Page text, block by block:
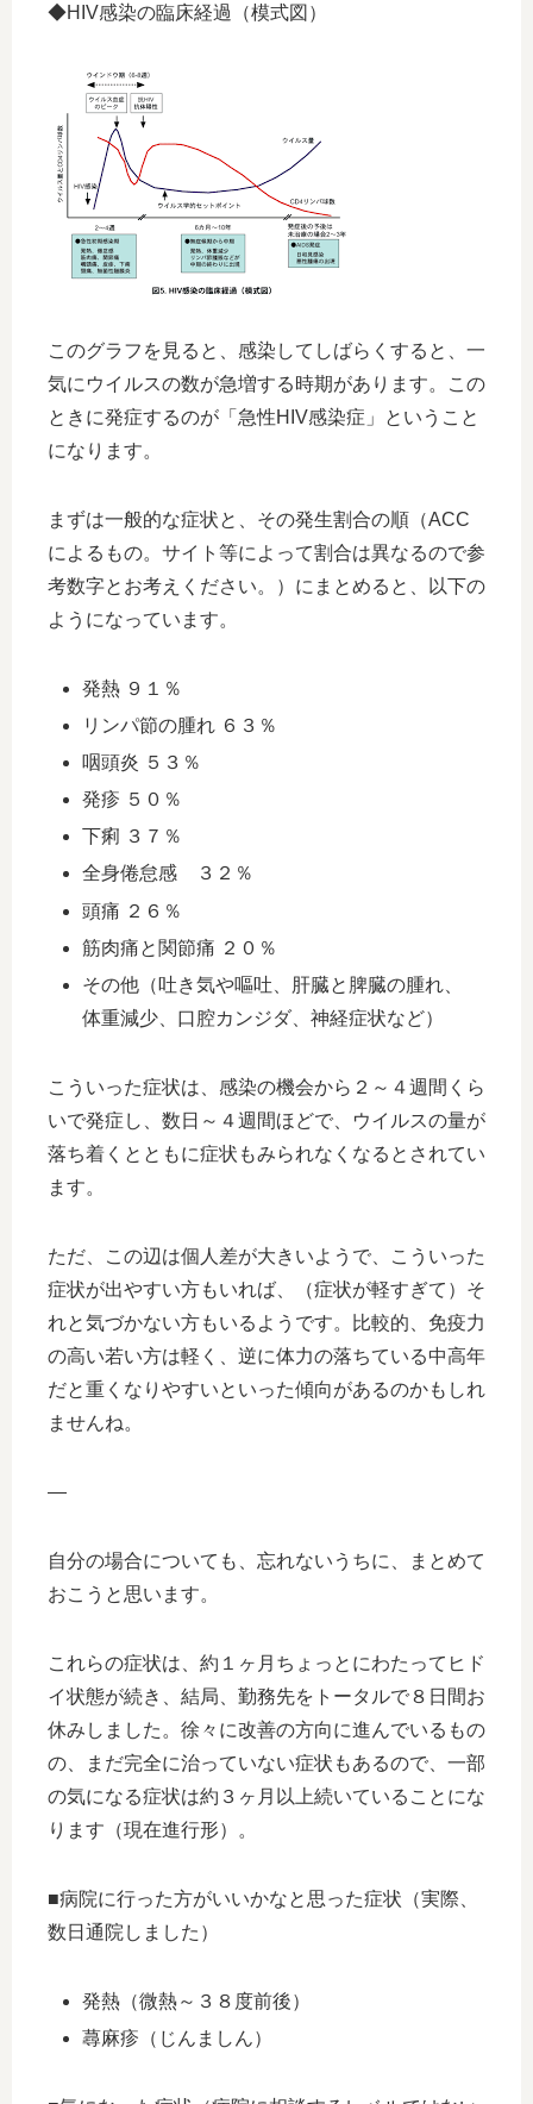
◆HIV感染の臨床経過（模式図）
このグラフを見ると、感染してしばらくすると、一
気にウイルスの数が急増する時期があります。この
ときに発症するのが「急性HIV感染症」ということ
になります。
まずは一般的な症状と、その発生割合の順（ACC
によるもの。サイト等によって割合は異なるので参
考数字とお考えください。）にまとめると、以下の
ようになっています。
発熱 ９１％
リンパ節の腫れ ６３％
咽頭炎 ５３％
発疹 ５０％
下痢 ３７％
全身倦怠感 ３２％
頭痛 ２６％
筋肉痛と関節痛 ２０％
その他（吐き気や嘔吐、肝臓と脾臓の腫れ、
体重減少、口腔カンジダ、神経症状など）
こういった症状は、感染の機会から２～４週間くら
いで発症し、数日～４週間ほどで、ウイルスの量が
落ち着くとともに症状もみられなくなるとされてい
ます。
ただ、この辺は個人差が大きいようで、こういった
症状が出やすい方もいれば、（症状が軽すぎて）そ
れと気づかない方もいるようです。比較的、免疫力
の高い若い方は軽く、逆に体力の落ちている中高年
だと重くなりやすいといった傾向があるのかもしれ
ませんね。
—
自分の場合についても、忘れないうちに、まとめて
おこうと思います。
これらの症状は、約１ヶ月ちょっとにわたってヒド
イ状態が続き、結局、勤務先をトータルで８日間お
休みしました。徐々に改善の方向に進んでいるもの
の、まだ完全に治っていない症状もあるので、一部
の気になる症状は約３ヶ月以上続いていることにな
ります（現在進行形）。
■病院に行った方がいいかなと思った症状（実際、
数日通院しました）
発熱（微熱～３８度前後）
蕁麻疹（じんましん）